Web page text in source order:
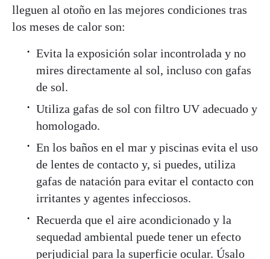
lleguen al otoño en las mejores condiciones tras
los meses de calor son:
Evita la exposición solar incontrolada y no
mires directamente al sol, incluso con gafas
de sol.
Utiliza gafas de sol con filtro UV adecuado y
homologado.
En los baños en el mar y piscinas evita el uso
de lentes de contacto y, si puedes, utiliza
gafas de natación para evitar el contacto con
irritantes y agentes infecciosos.
Recuerda que el aire acondicionado y la
sequedad ambiental puede tener un efecto
perjudicial para la superficie ocular. Úsalo